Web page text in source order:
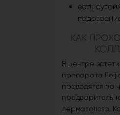
есть
КАК
В центре
препарата
проводятся по
дерматолога.